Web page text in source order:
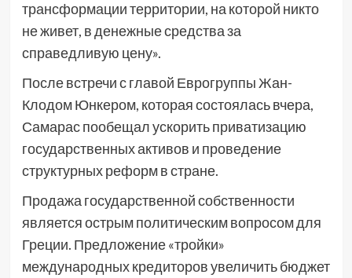
трансформации территории, на которой никто
не живет, в денежные средства за
справедливую цену».
После встречи с главой Еврогруппы Жан-
Клодом Юнкером, которая состоялась вчера,
Самарас пообещал ускорить приватизацию
государственных активов и проведение
структурных реформ в стране.
Продажа государственной собственности
является острым политическим вопросом для
Греции. Предложение «тройки»
международных кредиторов увеличить бюджет